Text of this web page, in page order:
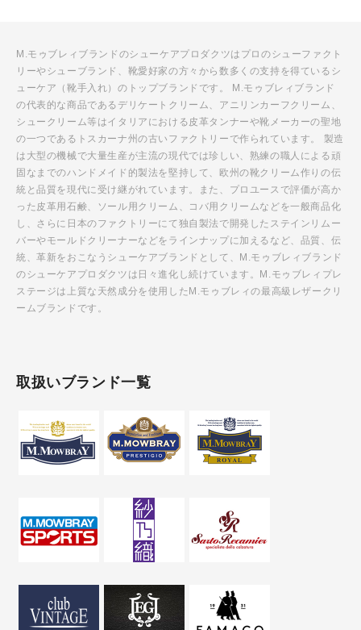
M.モゥブレィブランドのシューケアプロダクツはプロのシューファクト
リーやシューブランド、靴愛好家の方々から数多くの支持を得ているシ
ューケア（靴手入れ）のトップブランドです。 M.モゥブレィブランド
の代表的な商品であるデリケートクリーム、アニリンカーフクリーム、
シュークリーム等はイタリアにおける皮革タンナーや靴メーカーの聖地
の一つであるトスカーナ州の古いファクトリーで作られています。 製造
は大型の機械で大量生産が主流の現代では珍しい、熟練の職人による頑
固なまでのハンドメイド的製法を堅持して、欧州の靴クリーム作りの伝
統と品質を現代に受け継がれています。また、プロユースで評価が高か
った皮革用石鹸、ソール用クリーム、コバ用クリームなどを一般商品化
し、さらに日本のファクトリーにて独自製法で開発したステインリムー
バーやモールドクリーナーなどをラインナップに加えるなど、品質、伝
統、革新をおこなうシューケアブランドとして、M.モゥブレィブランド
のシューケアプロダクツは日々進化し続けています。M.モゥブレィプレ
ステージは上質な天然成分を使用したM.モゥブレィの最高級レザークリ
ームブランドです。
取扱いブランド一覧